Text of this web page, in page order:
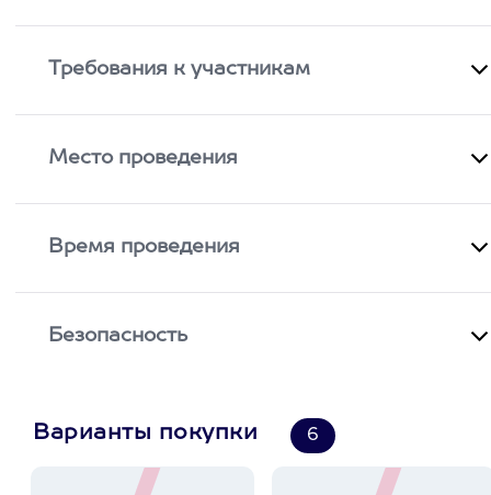
Требования к участникам
Место проведения
Время проведения
Безопасность
Варианты покупки 6